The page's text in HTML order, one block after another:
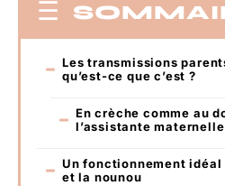
Les transmissions
qu’est-ce que c’est ?
En crèche comme au
l’assistante maternelle
Un fonctionnement idéal
et la nounou